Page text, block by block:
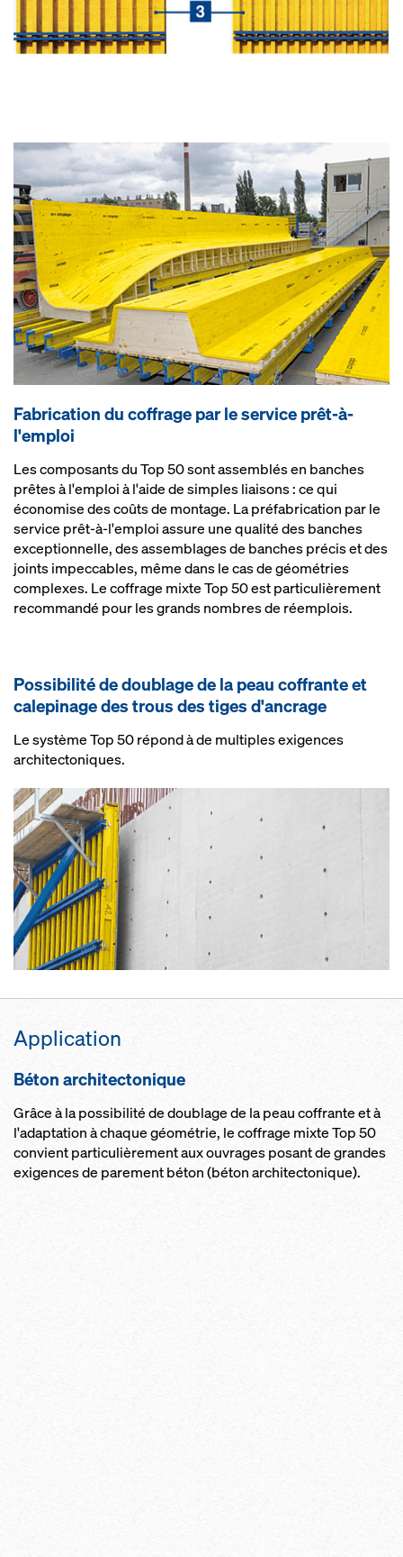
Fa­b­ri­ca­tion du cof­f­rage par le ser­vice prêt-à-
l'em­p­loi
Les composants du Top 50 sont assemblés en banches
prêtes à l'emploi à l'aide de simples liaisons : ce qui
économise des coûts de montage. La préfabrication par le
service prêt-à-l'emploi assure une qualité des banches
exceptionnelle, des assemblages de banches précis et des
joints impeccables, même dans le cas de géométries
complexes. Le coffrage mixte Top 50 est particulièrement
recommandé pour les grands nombres de réemplois.
Pos­si­bi­li­té de dou­b­lage de la peau cof­f­rante et
ca­le­pi­nage des trous des tiges d'an­c­rage
Le système Top 50 répond à de multiples exigences
architectoniques.
Ap­p­li­ca­tion
Bé­ton ar­c­hi­tec­to­nique
Grâce à la possibilité de doublage de la peau coffrante et à
l'adaptation à chaque géométrie, le coffrage mixte Top 50
convient particulièrement aux ouvrages posant de grandes
exigences de parement béton (béton architectonique).